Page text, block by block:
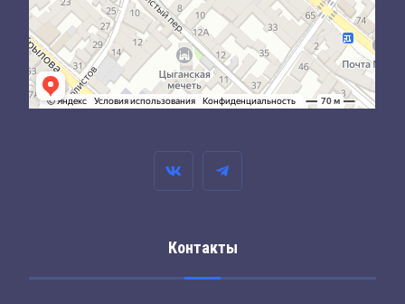
Контакты